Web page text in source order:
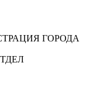
ГОРОДА